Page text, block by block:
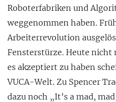
Roboterfabriken und
weggenommen haben.
Arbeiterrevolution
Fensterstürze. Heute nicht
es akzeptiert zu haben
VUCA-Welt. Zu Spencer
dazu noch „It’s a mad,